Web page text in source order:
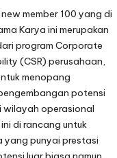
member 100 yang di
Karya ini merupakan
program Corporate
(CSR) perusahaan,
menopang
potensi
wilayah operasional
di rancang untuk
yang punyai prestasi